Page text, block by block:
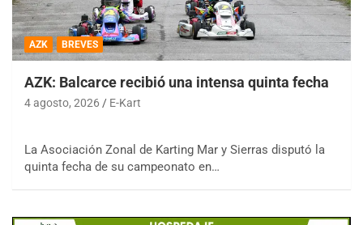
AZK BREVES
AZK: Balcarce recibió una intensa quinta fecha
4 agosto, 2026 E-Kart
La Asociación Zonal de Karting Mar y Sierras disputó la
quinta fecha de su campeonato en…